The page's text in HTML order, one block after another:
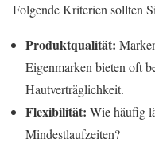
Folgende Kriterien sollten
Produktqualität:
Eigenmarken bieten oft
Hautverträglichkeit.
Flexibilität: Wie häufig
Mindestlaufzeiten?